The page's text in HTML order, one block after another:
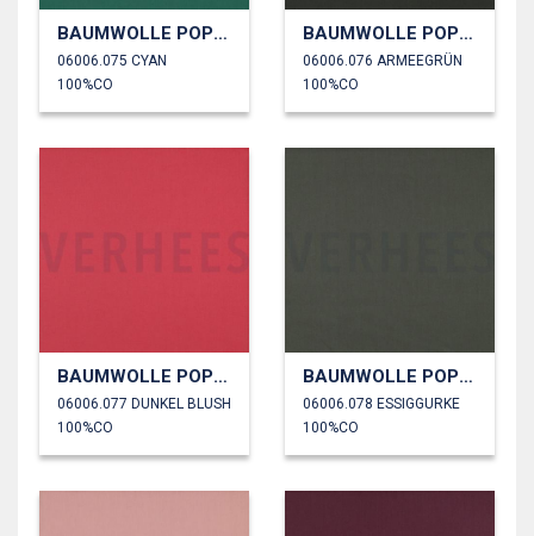
BAUMWOLLE POPELINE
06006.075 CYAN
100%CO
BAUMWOLLE POPELINE
06006.076 ARMEEGRÜN
100%CO
BAUMWOLLE POPELINE
06006.077 DUNKEL BLUSH
100%CO
BAUMWOLLE POPELINE
06006.078 ESSIGGURKE
100%CO